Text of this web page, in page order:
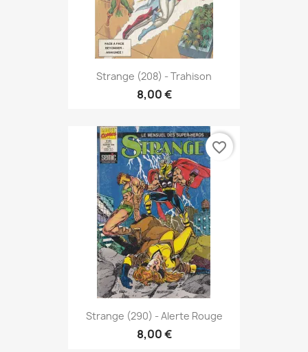
Strange (208) - Trahison
8,00 €
Strange (290) - Alerte Rouge
8,00 €
favorite_border